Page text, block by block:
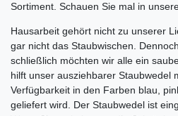
Sortiment. Schauen Sie mal in
Hausarbeit gehört nicht zu unserer
gar nicht das Staubwischen.
schließlich möchten wir alle ein
hilft unser ausziehbarer Staubwedel
Verfügbarkeit in den Farben blau,
geliefert wird. Der Staubwedel ist